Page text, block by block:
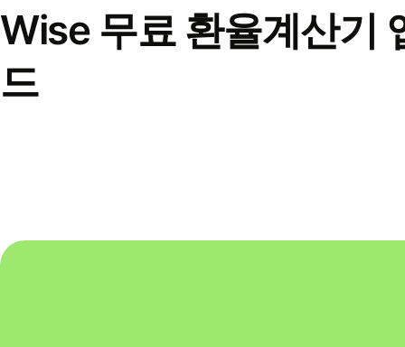
Wise 무료 환율계산기
드